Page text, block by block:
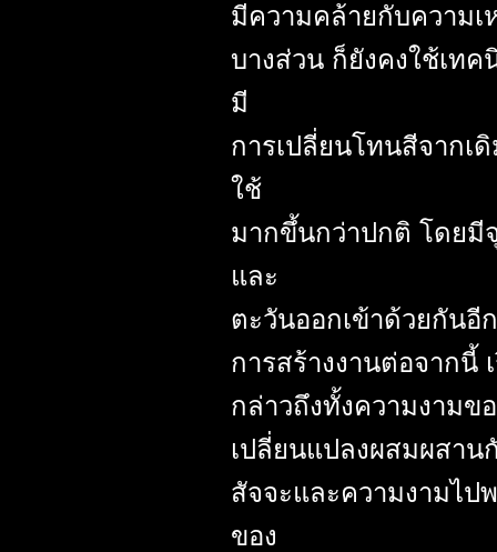
มีความคล้ายกับความเ
บางส่วน ก็ยังคงใช้เท
มี
การเปลี่ยนโทนสีจากเ
ใช้
มากขึ้นกว่าปกติ โดยมี
และ
ตะวันออกเข้าด้วยกันอี
การสร้างงานต่อจากนี้
กล่าวถึงทั้งความงามข
เปลี่ยนแปลงผสมผสาน
สัจจะและความงามไ
ของ